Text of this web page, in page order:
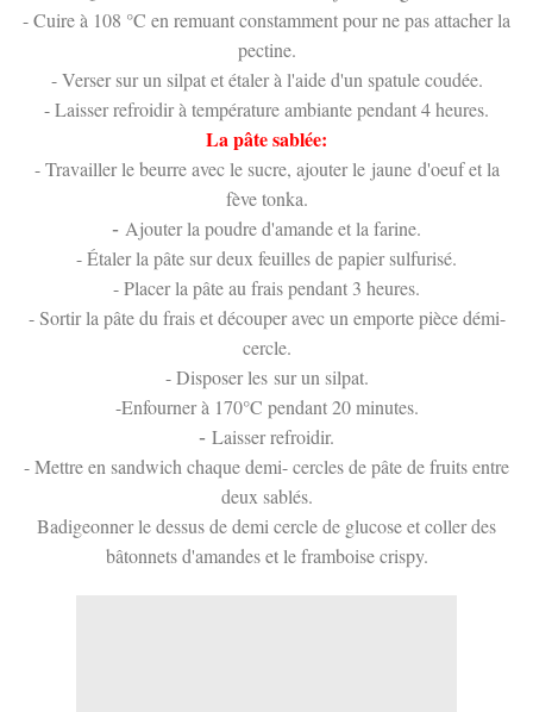
- Cuire à 108 °C en remuant constamment pour ne pas attacher la
pectine.
- Verser sur un silpat et étaler à l'aide d'un spatule coudée.
- Laisser refroidir à température ambiante pendant 4 heures.
La pâte sablée:
- Travailler le beurre avec le sucre, ajouter le jaune d'oeuf et la
fève tonka.
- Ajouter la poudre d'amande et la farine.
- Étaler la pâte sur deux feuilles de papier sulfurisé.
- Placer la pâte au frais pendant 3 heures.
- Sortir la pâte du frais et découper avec un emporte pièce démi-
cercle.
- Disposer les sur un silpat.
-Enfourner à 170°C pendant 20 minutes.
- Laisser refroidir.
- Mettre en sandwich chaque demi- cercles de pâte de fruits entre
deux sablés.
Badigeonner le dessus de demi cercle de glucose et coller des
bâtonnets d'amandes et le framboise crispy.